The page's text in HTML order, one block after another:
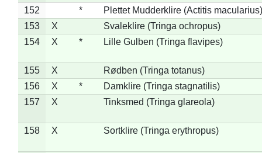
152 *
Plettet Mudderklire (Actitis macularius)
153
X
Svaleklire (Tringa ochropus)
154
X * Lille Gulben (Tringa flavipes)
155 X
Rødben (Tringa totanus)
156
X *
Damklire (Tringa stagnatilis)
157
X Tinksmed (Tringa glareola)
158 X Sortklire (Tringa erythropus)